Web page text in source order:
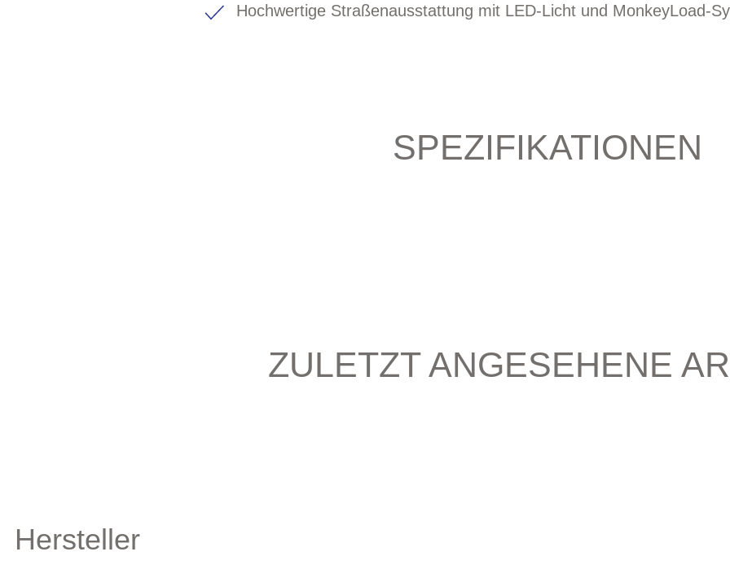
Hochwertige Straßenausstattung mit LED-Licht und MonkeyLoad-
SPEZIFIKATIONEN
ZULETZT ANGESEHENE
Hersteller